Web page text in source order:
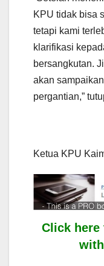
KPU tidak bisa
tetapi kami
klarifikasi
bersangkutan.
akan
pergantian,”
Ketua KPU
Click
with